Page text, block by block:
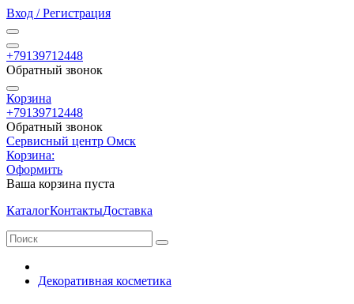
Вход / Регистрация
+79139712448
Обратный звонок
Корзина
+79139712448
Обратный звонок
Сервисный центр Омск
Корзина:
Оформить
Ваша корзина пуста
КаталогКонтактыДоставка
Декоративная косметика